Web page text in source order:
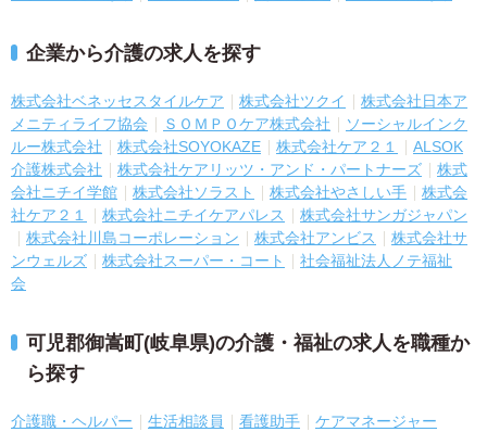
企業から介護の求人を探す
株式会社ベネッセスタイルケア 株式会社ツクイ
株式会社日本ア
メニティライフ協会
ＳＯＭＰＯケア株式会社
ソーシャルインク
ルー株式会社
株式会社SOYOKAZE 株式会社ケア２１
ALSOK
介護株式会社
株式会社ケアリッツ・アンド・パートナーズ
株式
会社ニチイ学館
株式会社ソラスト 株式会社やさしい手
株式会
社ケア２１
株式会社ニチイケアパレス
株式会社サンガジャパン
株式会社川島コーポレーション
株式会社アンビス
株式会社サ
ンウェルズ
株式会社スーパー・コート
社会福祉法人ノテ福祉
会
可児郡御嵩町(岐阜県)の介護・福祉の求人を職種か
ら探す
介護職・ヘルパー 生活相談員 看護助手 ケアマネージャー